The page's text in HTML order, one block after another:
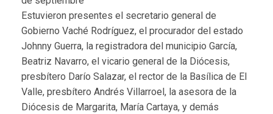
Estuvieron presentes el secretario general de
Gobierno Vaché Rodríguez, el procurador del estado
Johnny Guerra, la registradora del municipio García,
Beatriz Navarro, el vicario general de la Diócesis,
presbítero Darío Salazar, el rector de la Basílica de El
Valle, presbítero Andrés Villarroel, la asesora de la
Diócesis de Margarita, María Cartaya, y demás